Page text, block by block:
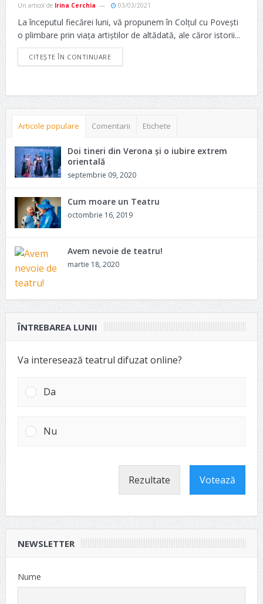
Un articol de Irina Cerchia 03/03/2021
La începutul fiecărei luni, vă propunem în Colțul cu Povești
o plimbare prin viața artiștilor de altădată, ale căror istorii...
CITEȘTE ÎN CONTINUARE
Articole populare Comentarii Etichete
Doi tineri din Verona și o iubire extrem
orientală
septembrie 09, 2020
Cum moare un Teatru
octombrie 16, 2019
Avem nevoie de teatru!
martie 18, 2020
ÎNTREBAREA LUNII
Va interesează teatrul difuzat online?
Da
Nu
Rezultate Votează
NEWSLETTER
Nume